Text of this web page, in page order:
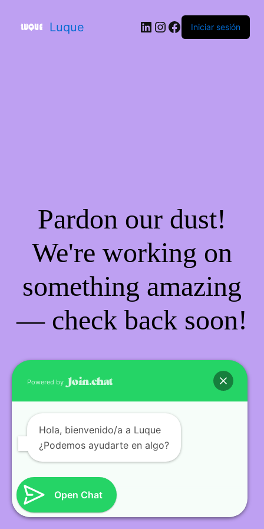
Luque Iniciar sesión
Pardon our dust!
We're working on
something amazing
— check back soon!
Powered by
Hola, bienvenido/a a Luque
¿Podemos ayudarte en algo?
Open Chat